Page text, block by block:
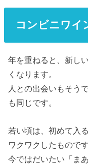
コンビニワイ
年を重ねると、新し
くなります。
人との出会いもそう
も同じです。
若い頃は、初めて入
ワクワクしたものです
今ではだいたい「ま